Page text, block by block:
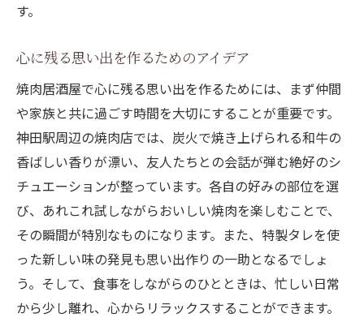
す。
心に残る思い出を作るためのアイデア
焼肉居酒屋で心に残る思い出を作るためには、まず仲間
や家族と共に過ごす時間を大切にすることが重要です。
神田駅周辺の焼肉店では、炭火で焼き上げられる和牛の
香ばしい香りが漂い、友人たちとの会話が弾む絶好のシ
チュエーションが整っています。各自の好みの部位を選
び、あれこれ試しながらおいしい焼肉を楽しむことで、
その瞬間が特別なものになります。また、特製タレを使
った新しい味の発見も思い出作りの一助となるでしょ
う。そして、食事をしながらのひとときは、忙しい日常
から少し離れ、心からリラックスすることができます。